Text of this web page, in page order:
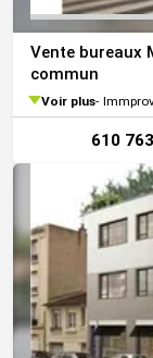
Vente bureaux
commun
Voir plus
610 763